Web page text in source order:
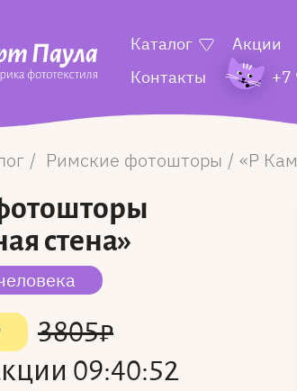
Каталог Акции
Контакты
+7
Римские фотошторы Р
стена»
3805₽
09:40:52